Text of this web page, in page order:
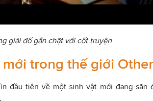
giải đố gắn chặt với cốt truyện
trong thế giới
đầu tiên về một sinh vật mới đang săn